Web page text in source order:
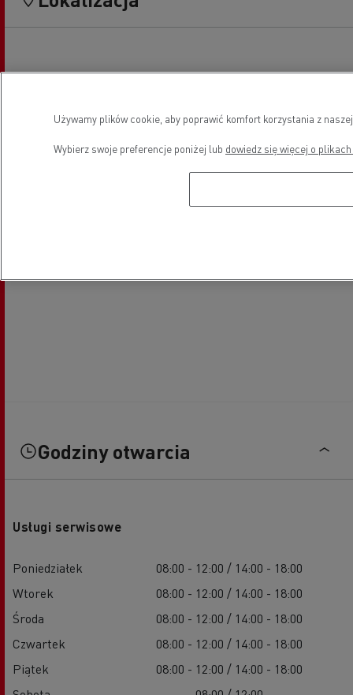
Godziny otwarcia
Usługi serwisowe
Poniedziałek
08:00 - 12:00 / 14:00 - 18:00
Wtorek
08:00 - 12:00 / 14:00 - 18:00
Środa
08:00 - 12:00 / 14:00 - 18:00
Czwartek
08:00 - 12:00 / 14:00 - 18:00
Piątek
08:00 - 12:00 / 14:00 - 18:00
Używamy plików cookie, aby poprawić komfort korzystania z
Wybierz swoje preferencje poniżej lub dowiedz się więcej o